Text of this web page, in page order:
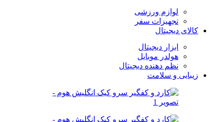
لوازم ورزشی
تجهیزات سفر
کالای دیجیتال
ابزار دیجیتال
هولدر موبایل
نظم دهنده دیجیتال
زیبایی و سلامت